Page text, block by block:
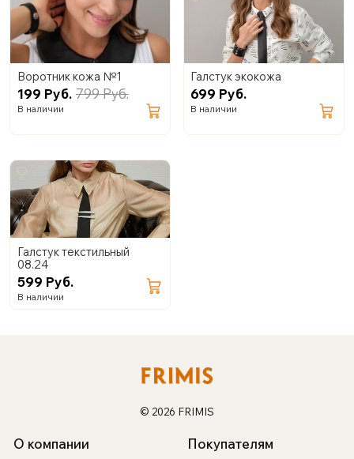
Воротник кожа №1
199 Руб. 799 Руб.
В наличии
Галстук экокожа
699 Руб.
В наличии
Галстук текстильный
08.24
599 Руб.
В наличии
© 2026 FRIMIS
О компании Покупателям